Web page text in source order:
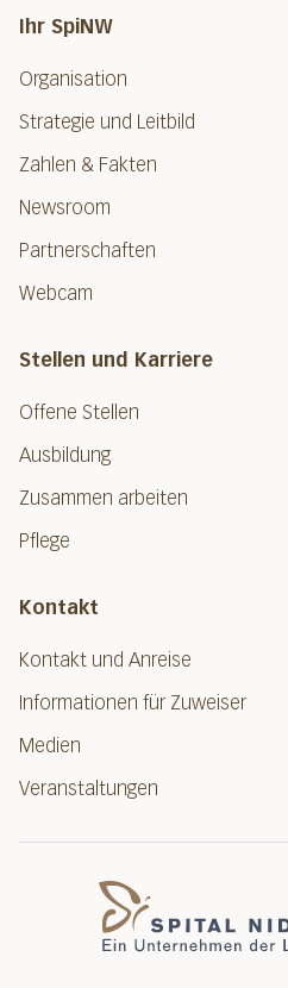
Ihr SpiNW
Organisation
Strategie und Leitbild
Zahlen & Fakten
Newsroom
Partnerschaften
Webcam
Stellen und Karriere
Offene Stellen
Ausbildung
Zusammen arbeiten
Pflege
Kontakt
Kontakt und Anreise
Informationen für Zuweiser
Medien
Veranstaltungen